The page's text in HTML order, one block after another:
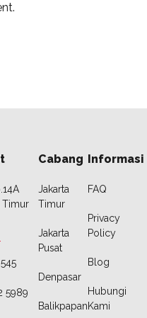
Timur
5989
Cabang
Jakarta
Timur
Jakarta
Pusat
Denpasar
Balikpapan
Informasi
FAQ
Privacy
Policy
Blog
Hubungi
Kami